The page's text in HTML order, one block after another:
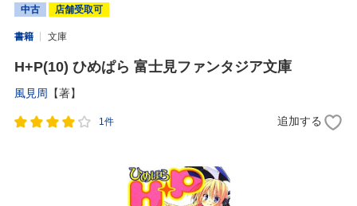
中古 店舗受取可
書籍 文庫
H+P(10) ひめぱら 富士見ファンタジア文庫
風見周 【著】
1件 追加する